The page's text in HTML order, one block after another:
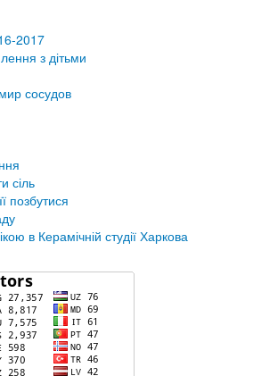
2017
з дітьми
сосудов
сіль
позбутися
в Керамічній студії Харкова